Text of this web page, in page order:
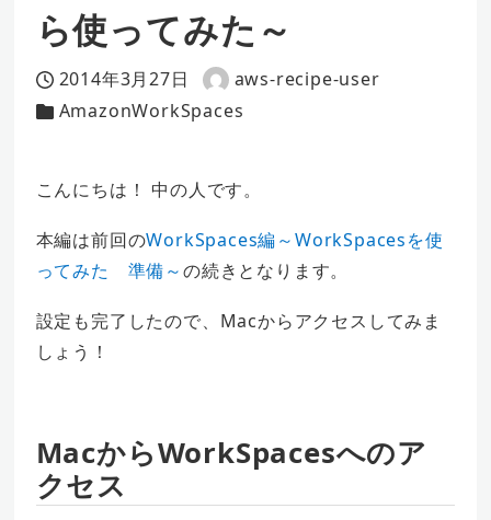
ら使ってみた～
投稿日
2014年3月27日
著
者
aws-recipe-user
カテゴリー
AmazonWorkSpaces
こんにちは！ 中の人です。
本編は前回のWorkSpaces編～WorkSpacesを使
ってみた 準備～の続きとなります。
設定も完了したので、Macからアクセスしてみま
しょう！
MacからWorkSpacesへのア
クセス